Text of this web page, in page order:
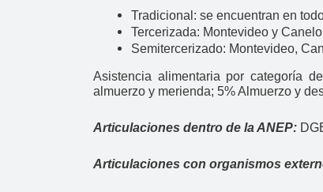
Tradicional: se encuentran en
Tercerizada: Montevideo y
Semitercerizado: Montevideo,
Asistencia alimentaria por categoría
almuerzo y merienda; 5% Almuerzo y
Articulaciones dentro de la ANEP:
Articulaciones con organismos